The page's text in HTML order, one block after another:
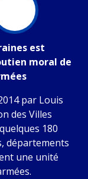
est
moral de
par Louis
des Villes
180
départements
une unité